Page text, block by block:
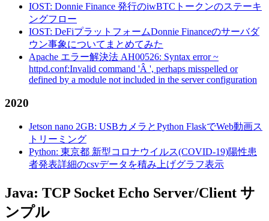
IOST: Donnie Finance 発行のiwBTCトークンのステーキ
ングフロー
IOST: DeFiプラットフォームDonnie Financeのサーバダ
ウン事象についてまとめてみた
Apache エラー解決法 AH00526: Syntax error ~
httpd.conf:Invalid command 'Â ', perhaps misspelled or
defined by a module not included in the server configuration
2020
Jetson nano 2GB: USBカメラとPython FlaskでWeb動画ス
トリーミング
Python: 東京都 新型コロナウイルス(COVID-19)陽性患
者発表詳細のcsvデータを積み上げグラフ表示
Java: TCP Socket Echo Server/Client サ
ンプル